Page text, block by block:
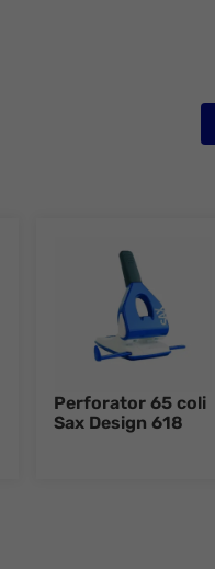
Perforator 65 coli
Sax Design 618